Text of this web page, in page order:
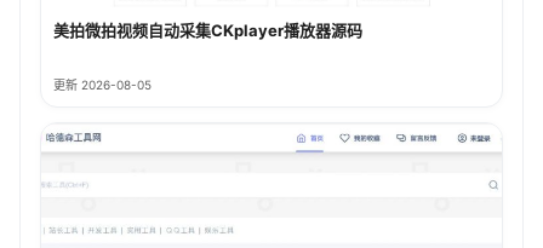
美拍微拍视频自动采集CKplayer播放器源码
更新 2026-08-05